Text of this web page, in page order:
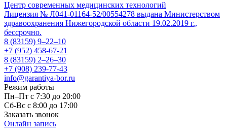
Центр современных медицинских технологий
Лицензия № Л041-01164-52/00554278 выдана Министерством
здравоохранения Нижегородской области 19.02.2019 г.,
бессрочно.
8 (83159) 9–22–10
+7 (952) 458-67-21
8 (83159) 2–26–30
+7 (908) 239-77-43
info@garantiya-bor.ru
Режим работы
Пн–Пт с 7:30 до 20:00
Cб-Вс с 8:00 до 17:00
Заказать звонок
Онлайн запись